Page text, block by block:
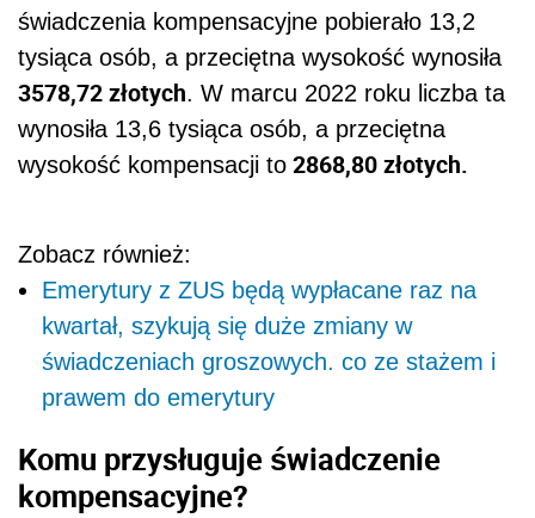
świadczenia kompensacyjne pobierało 13,2
tysiąca osób, a przeciętna wysokość wynosiła
3578,72 złotych. W marcu 2022 roku liczba ta
wynosiła 13,6 tysiąca osób, a przeciętna
wysokość kompensacji to 2868,80 złotych.
Zobacz również:
Emerytury z ZUS będą wypłacane raz na
kwartał, szykują się duże zmiany w
świadczeniach groszowych. co ze stażem i
prawem do emerytury
Komu przysługuje świadczenie
kompensacyjne?